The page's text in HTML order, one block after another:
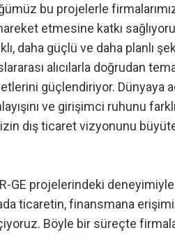
bu projelerle
etmesine katkı
daha güçlü ve daha planlı
alıcılarla doğrudan
güçlendiriyor. Dünyaya
ve girişimci ruhunu
dış ticaret vizyonunu
GE projelerindeki
ticaretin, finansmana
Böyle bir süreçte